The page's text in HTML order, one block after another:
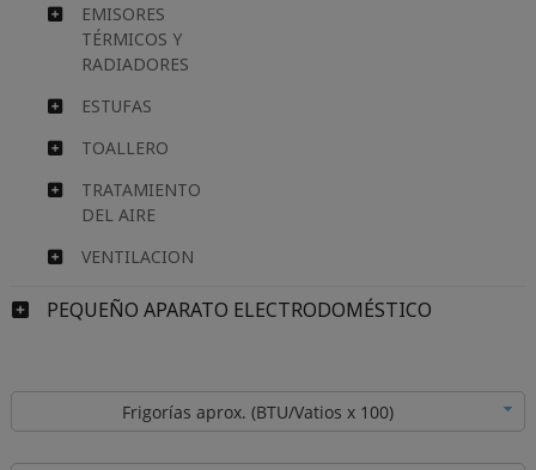
EMISORES
TÉRMICOS Y
RADIADORES
ESTUFAS
TOALLERO
TRATAMIENTO
DEL AIRE
VENTILACION
PEQUEÑO APARATO ELECTRODOMÉSTICO
Frigorías aprox. (BTU/Vatios x 100)